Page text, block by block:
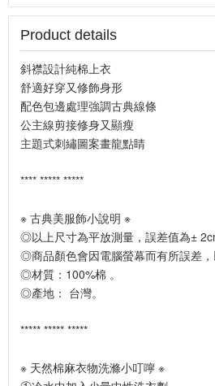
Product details
斜襟設計純棉上衣
舒適好穿又修飾身形
配色包邊處理強調古典線條
公主線剪接修身又顯瘦
主題式刺繡圖案畫龍點睛
**** ***** *****
※ 古典美服飾小說明 ※
◎以上尺寸為平放測量，誤差值為±
◎商品顏色會因電腦螢幕而有所誤差，
◎材質：100%棉 。
◎產地： 台灣。
***** ***** *****
※ 天然棉麻衣物洗滌小叮嚀 ※